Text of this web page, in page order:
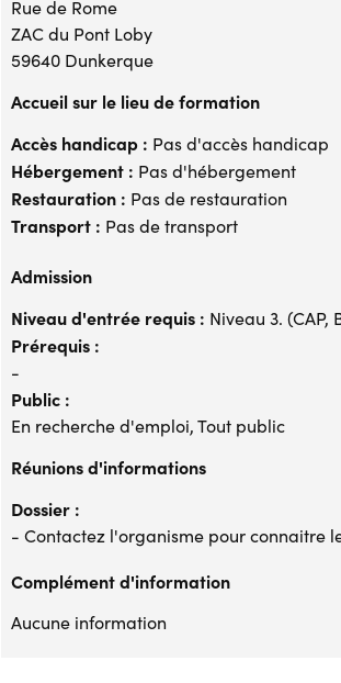
Rue de Rome
ZAC du Pont Loby
59640 Dunkerque
Accueil sur le lieu de formation
Accès handicap : Pas d'accès handicap
Hébergement : Pas d'hébergement
Restauration : Pas de restauration
Transport : Pas de transport
Admission
Niveau d'entrée requis : Niveau 3. (CAP,
Prérequis :
-
Public :
En recherche d'emploi, Tout public
Réunions d'informations
Dossier :
- Contactez l'organisme pour connaitre
Complément d'information
Aucune information